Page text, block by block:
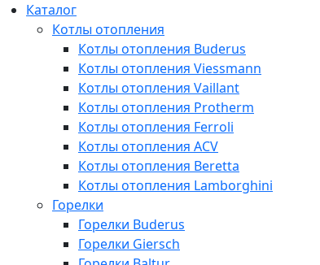
Каталог
Котлы отопления
Котлы отопления Buderus
Котлы отопления Viessmann
Котлы отопления Vaillant
Котлы отопления Protherm
Котлы отопления Ferroli
Котлы отопления ACV
Котлы отопления Beretta
Котлы отопления Lamborghini
Горелки
Горелки Buderus
Горелки Giersch